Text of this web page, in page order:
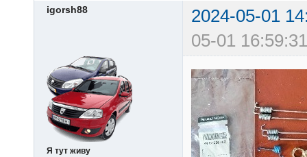
igorsh88
2024-05-01
05-01
Я тут живу